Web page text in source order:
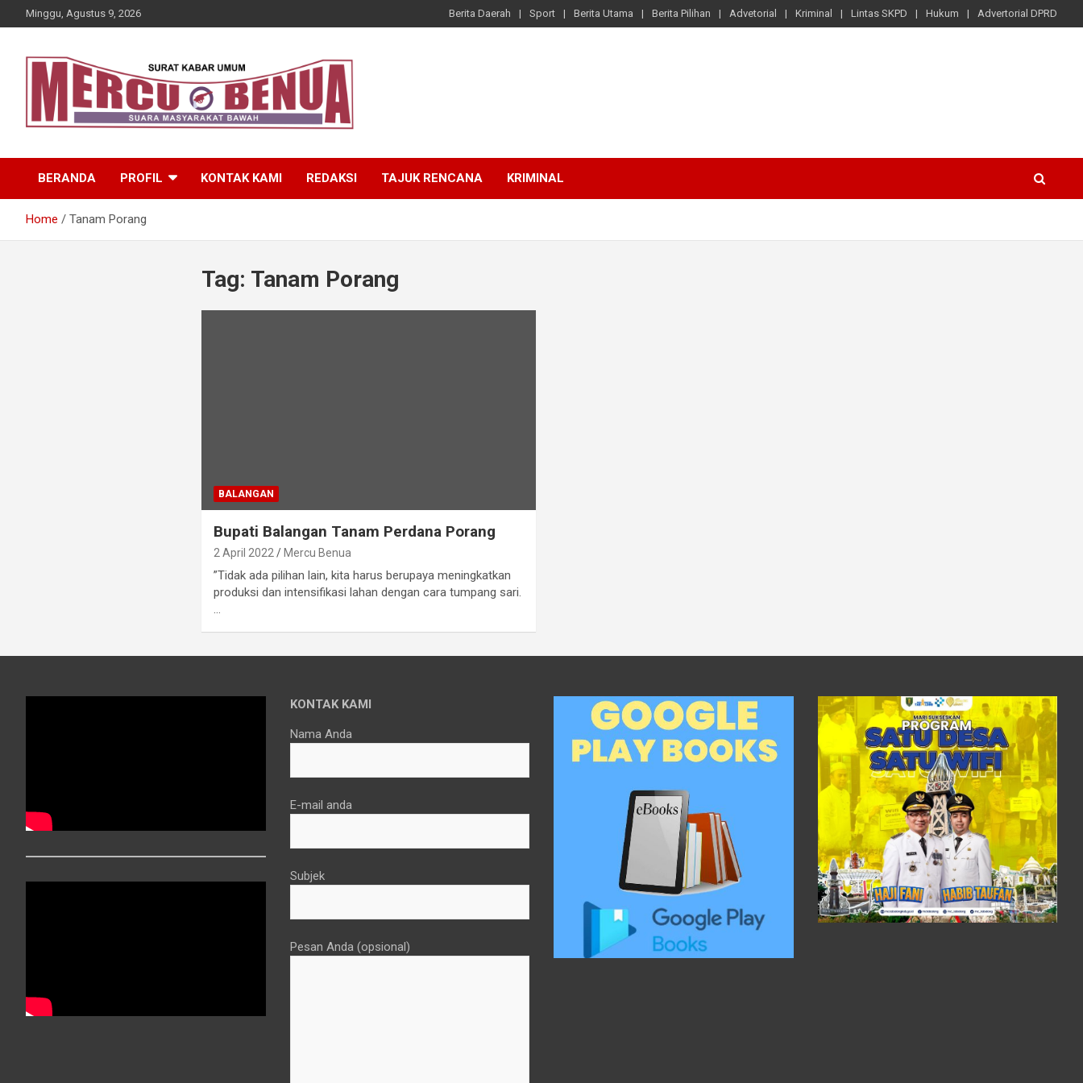
to
Minggu, Agustus 9, 2026 Berita Daerah Sport Berita Utama Berita Pilihan Advetorial Kriminal Lintas SKPD Hukum Advertorial DPRD
Mercu Benua
BERANDA PROFIL KONTAK KAMI REDAKSI TAJUK RENCANA KRIMINAL
Home Tanam Porang
Tag: Tanam Porang
BALANGAN
Bupati Balangan Tanam Perdana Porang
2 April 2022 Mercu Benua
”Tidak ada pilihan lain, kita harus berupaya meningkatkan
produksi dan intensifikasi lahan dengan cara tumpang sari.
…
KONTAK KAMI
Nama Anda
E-mail anda
Subjek
Pesan Anda (opsional)